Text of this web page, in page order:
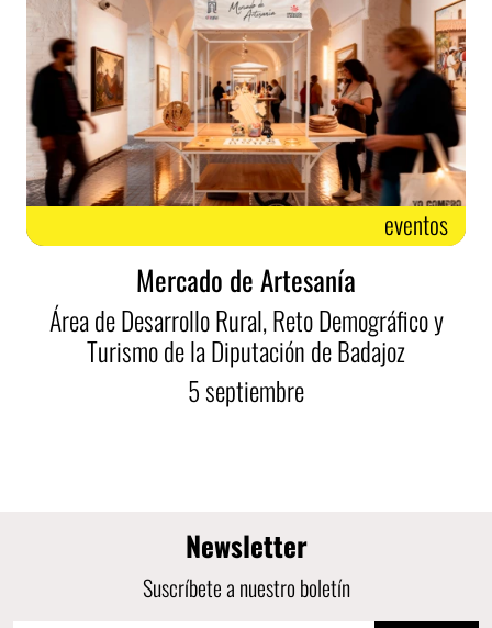
eventos
Mercado de Artesanía
Área de Desarrollo Rural, Reto Demográfico y
Turismo de la Diputación de Badajoz
5septiembre
Newsletter
Suscríbete a nuestro boletín